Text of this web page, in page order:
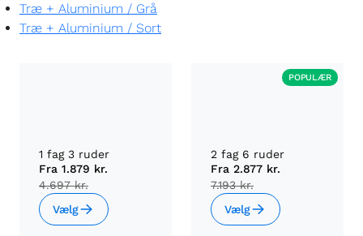
Træ + Aluminium / Grå
Træ + Aluminium / Sort
1 fag 3 ruder
Fra 1.879 kr.
4.697 kr.
Vælg
POPULÆR
2 fag 6 ruder
Fra 2.877 kr.
7.193 kr.
Vælg